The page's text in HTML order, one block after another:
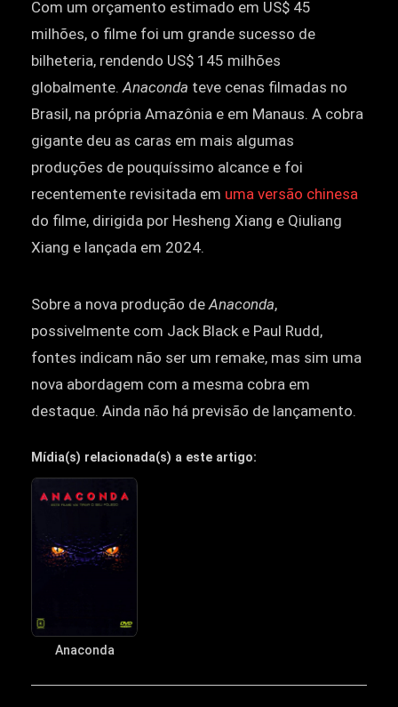
Com um orçamento estimado em US$ 45
milhões, o filme foi um grande sucesso de
bilheteria, rendendo US$ 145 milhões
globalmente. Anaconda teve cenas filmadas no
Brasil, na própria Amazônia e em Manaus. A cobra
gigante deu as caras em mais algumas
produções de pouquíssimo alcance e foi
recentemente revisitada em uma versão chinesa
do filme, dirigida por Hesheng Xiang e Qiuliang
Xiang e lançada em 2024.
Sobre a nova produção de Anaconda,
possivelmente com Jack Black e Paul Rudd,
fontes indicam não ser um remake, mas sim uma
nova abordagem com a mesma cobra em
destaque. Ainda não há previsão de lançamento.
Mídia(s) relacionada(s) a este artigo:
Anaconda